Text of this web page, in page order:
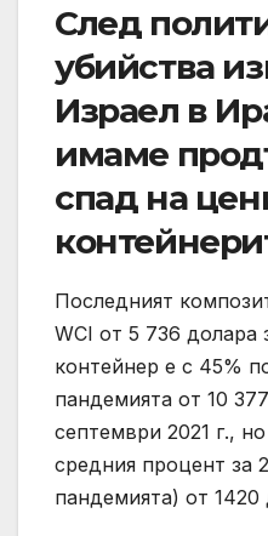
След
убийства
Израел в
имаме
спад на
Последният
WCI от 5 736 долара
контейнер е с 45%
пандемията от 10
септември 2021 г.,
средния процент за
пандемията) от 1420